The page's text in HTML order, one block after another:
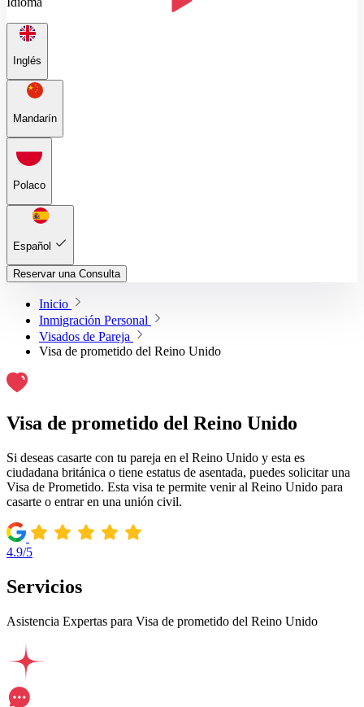
Inglés
Mandarín
Polaco
Español
Reservar una Consulta
Inicio
Inmigración Personal
Visados de Pareja
Visa de prometido del Reino Unido
Visa de prometido del Reino Unido
Si deseas casarte con tu pareja en el Reino Unido y esta es
ciudadana británica o tiene estatus de asentada, puedes solicitar una
Visa de Prometido. Esta visa te permite venir al Reino Unido para
casarte o entrar en una unión civil.
4.9/5
Servicios
Asistencia Expertas para Visa de prometido del Reino Unido